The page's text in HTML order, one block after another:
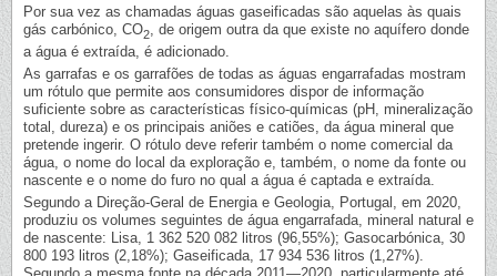
Por sua vez as chamadas águas gaseificadas são aquelas às quais
gás carbónico, CO2, de origem outra da que existe no aquífero donde
a água é extraída, é adicionado.
As garrafas e os garrafões de todas as águas engarrafadas mostram
um rótulo que permite aos consumidores dispor de informação
suficiente sobre as características físico-químicas (pH, mineralização
total, dureza) e os principais aniões e catiões, da água mineral que
pretende ingerir. O rótulo deve referir também o nome comercial da
água, o nome do local da exploração e, também, o nome da fonte ou
nascente e o nome do furo no qual a água é captada e extraída.
Segundo a Direção-Geral de Energia e Geologia, Portugal, em 2020,
produziu os volumes seguintes de água engarrafada, mineral natural e
de nascente: Lisa, 1 362 520 082 litros (96,55%); Gasocarbónica, 30
800 193 litros (2,18%); Gaseificada, 17 934 536 litros (1,27%).